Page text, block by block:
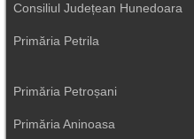
Consiliul Județean Hunedoara
Primăria Petrila
Primăria Petroșani
Primăria Aninoasa